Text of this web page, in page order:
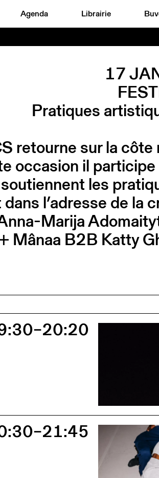
Agenda Librairie
17
Pratiques
retourne sur la
occasion il
les
l’adresse de la
Marija
Mânaa B2B Katty